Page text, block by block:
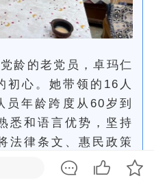
龄的老党员，卓玛仁
初心。她带领的16人
员年龄跨度从60岁到
悉和语言优势，坚持
法律条文、惠民政策
”，走进院落、贴近群